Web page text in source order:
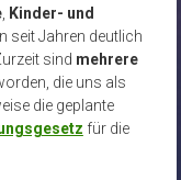
, Kinder- und
seit Jahren deutlich
sind mehrere
die uns als
die geplante
für die